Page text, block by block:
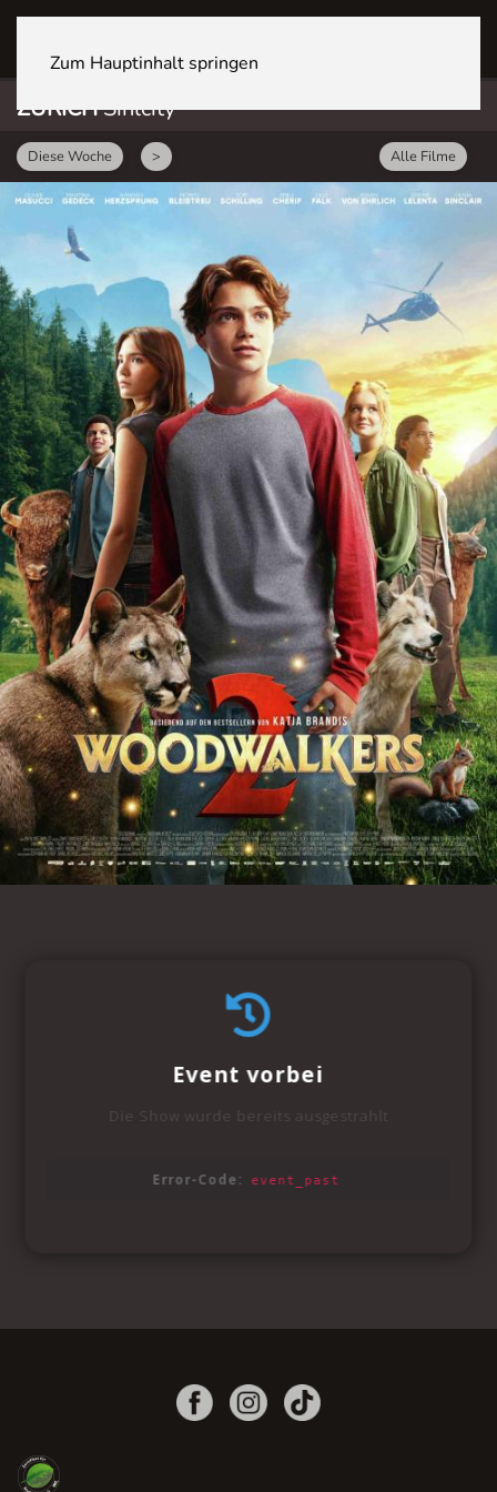
Zum Hauptinhalt springen
ZÜRICHSihlcity
Diese Woche > Alle Filme